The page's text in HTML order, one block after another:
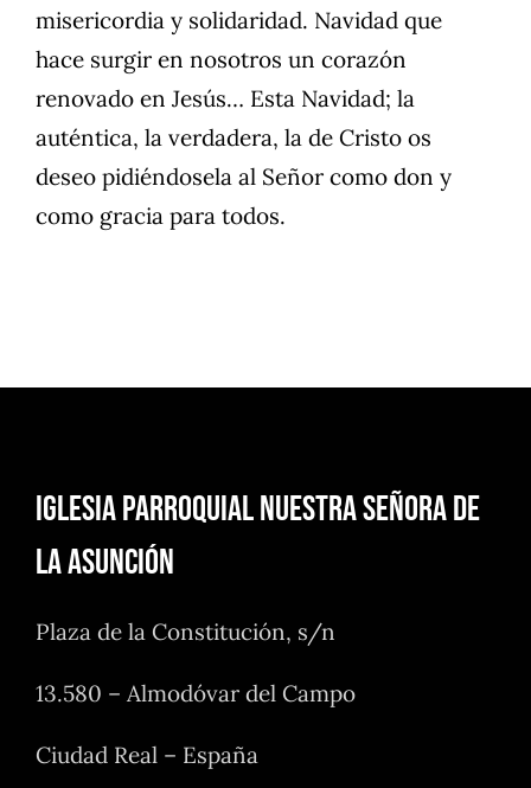
misericordia y solidaridad. Navidad que
hace surgir en nosotros un corazón
renovado en Jesús… Esta Navidad; la
auténtica, la verdadera, la de Cristo os
deseo pidiéndosela al Señor como don y
como gracia para todos.
Iglesia Parroquial Nuestra Señora de
la Asunción
Plaza de la Constitución, s/n
13.580 – Almodóvar del Campo
Ciudad Real – España